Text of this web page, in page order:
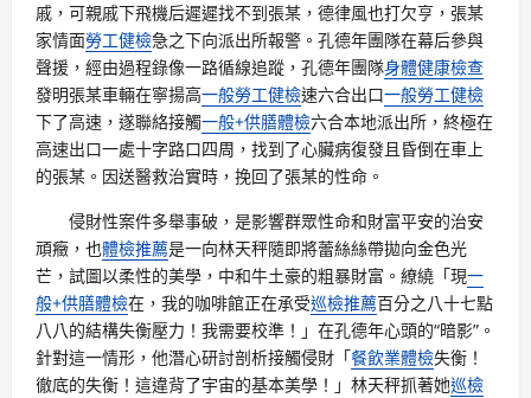
戚，可親戚下飛機后遲遲找不到張某，德律風也打欠亨，張某
家情面勞工健檢急之下向派出所報警。孔德年團隊在幕后參與
聲援，經由過程錄像一路循線追蹤，孔德年團隊身體健康檢查
發明張某車輛在寧揚高一般勞工健檢速六合出口一般勞工健檢
下了高速，遂聯絡接觸一般+供膳體檢六合本地派出所，終極在
高速出口一處十字路口四周，找到了心臟病復發且昏倒在車上
的張某。因送醫救治實時，挽回了張某的性命。
侵財性案件多舉事破，是影響群眾性命和財富平安的治安
頑癥，也體檢推薦是一向林天秤隨即將蕾絲絲帶拋向金色光
芒，試圖以柔性的美學，中和牛土豪的粗暴財富。繚繞「現一
般+供膳體檢在，我的咖啡館正在承受巡檢推薦百分之八十七點
八八的結構失衡壓力！我需要校準！」在孔德年心頭的“暗影”。
針對這一情形，他潛心研討剖析接觸侵財「餐飲業體檢失衡！
徹底的失衡！這違背了宇宙的基本美學！」林天秤抓著她巡檢